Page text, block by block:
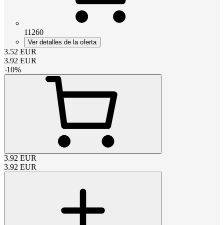
11260
Ver detalles de la oferta
3.52 EUR
3.92 EUR
-10%
3.92 EUR
3.92 EUR